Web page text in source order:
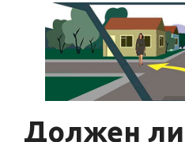
Должен